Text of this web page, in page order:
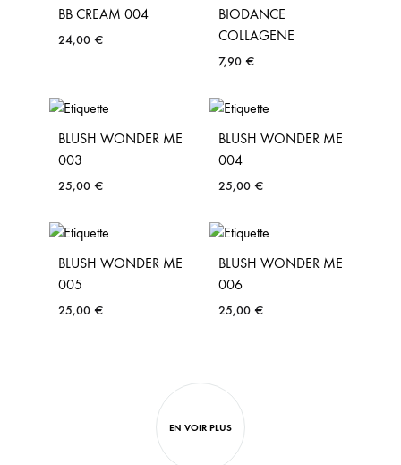
BB CREAM 004
24,00 €
BIODANCE
COLLAGENE
7,90 €
BLUSH WONDER ME
003
25,00 €
BLUSH WONDER ME
004
25,00 €
BLUSH WONDER ME
005
25,00 €
BLUSH WONDER ME
006
25,00 €
EN VOIR PLUS